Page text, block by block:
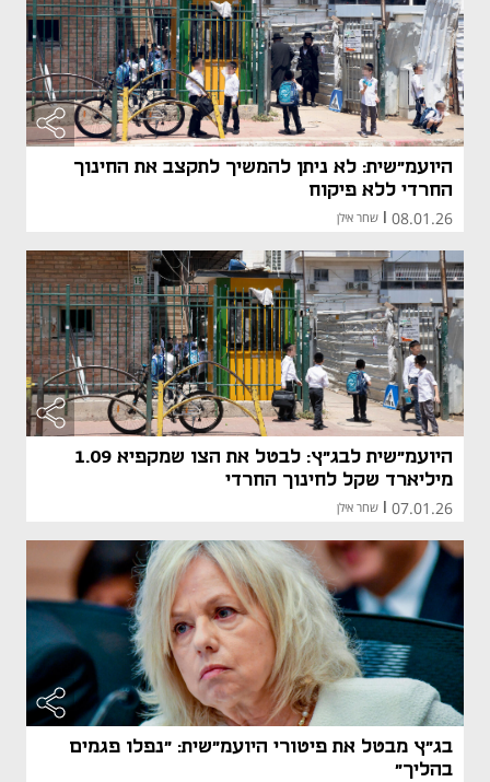
היועמ"שית: לא ניתן להמשיך לתקצב את החינוך
החרדי ללא פיקוח
08.01.26 שחר אילן
היועמ"שית לבג"ץ: לבטל את הצו שמקפיא 1.09
מיליארד שקל לחינוך החרדי
07.01.26 שחר אילן
בג"ץ מבטל את פיטורי היועמ"שית: "נפלו פגמים
בהליך"